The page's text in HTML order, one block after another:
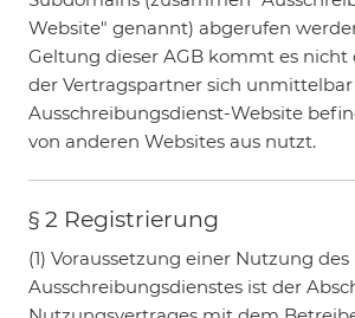
Website" genannt) abgerufen
Geltung dieser AGB kommt es nicht
der Vertragspartner sich
Ausschreibungsdienst-Website
von anderen Websites aus nutzt.
§ 2 Registrierung
(1) Voraussetzung einer Nutzung des
Ausschreibungsdienstes ist der